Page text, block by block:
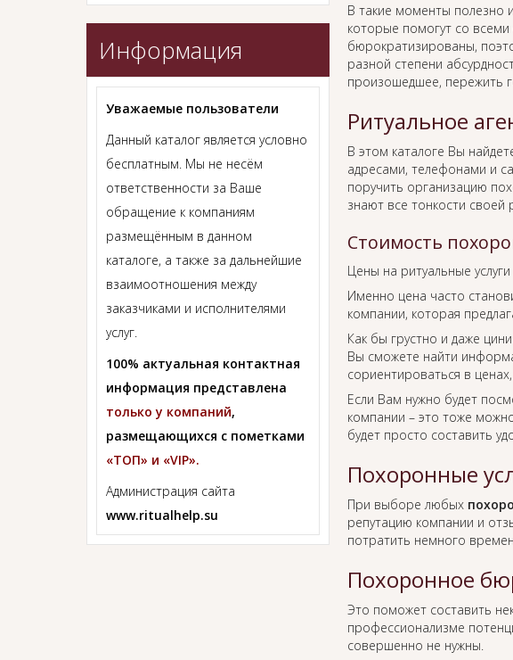
В такие моменты полезно
которые помогут со
бюрократизированы,
разной степени
произошедшее, пережить
Ритуальное
В этом каталоге Вы
адресами, телефонами и
поручить организацию
знают все тонкости своей
Стоимость
Цены на ритуальные
Именно цена часто
компании, которая
Как бы грустно и даже
Вы сможете найти
сориентироваться в
Если Вам нужно будет
компании – это тоже
будет просто составить
Похоронные
При выборе любых
репутацию компании и
потратить немного
Похоронное
Это поможет составить
профессионализме
совершенно не нужны.
Информация
Уважаемые пользователи
Данный каталог является условно
бесплатным. Мы не несём
ответственности за Ваше
обращение к компаниям
размещённым в данном
каталоге, а также за дальнейшие
взаимоотношения между
заказчиками и исполнителями
услуг.
100% актуальная контактная
информация представлена
только у компаний,
размещающихся с пометками
«ТОП» и «VIP».
Администрация сайта
www.ritualhelp.su